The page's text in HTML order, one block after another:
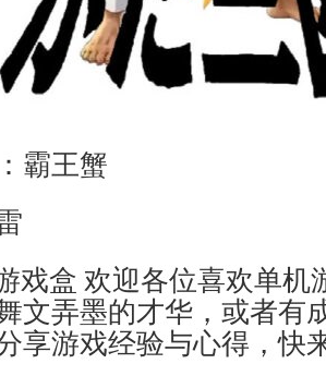
霸王蟹
戏盒 欢迎各位喜欢单
文弄墨的才华，或者有
享游戏经验与心得，快